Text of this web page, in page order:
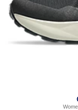
Solid rubber